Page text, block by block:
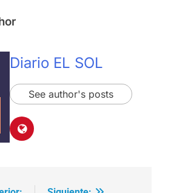
Diario EL SOL
See author's posts